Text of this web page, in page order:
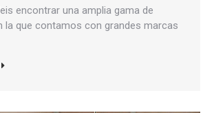
encontrar una amplia gama de
la que contamos con grandes marcas